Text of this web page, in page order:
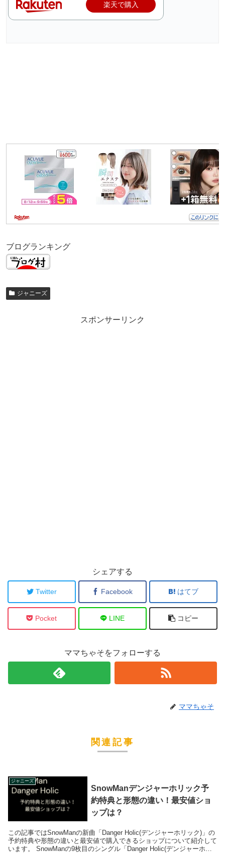
楽天で購入
ブログランキング
ジャニーズ
スポンサーリンク
シェアする
Twitter Facebook はてブ
Pocket LINE コピー
ママちゃそをフォローする
ママちゃそ
関連記事
ジャニーズ
SnowManデンジャーホリック予
約特典と形態の違い！最安値ショ
ップは？
この記事ではSnowManの新曲「Danger Holic(デンジャーホリック)」の
予約特典や形態の違いと最安値で購入できるショップについて紹介して
います。 SnowManの9枚目のシングル「Danger Holic(デンジャーホリ